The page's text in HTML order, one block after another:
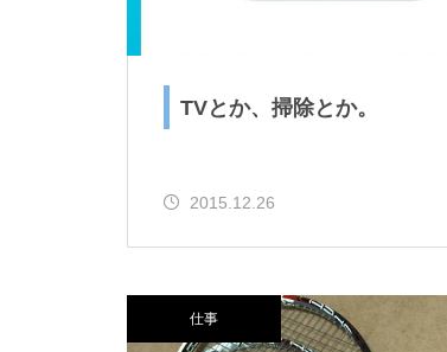
TVとか、掃除とか。
2015.12.26
仕事